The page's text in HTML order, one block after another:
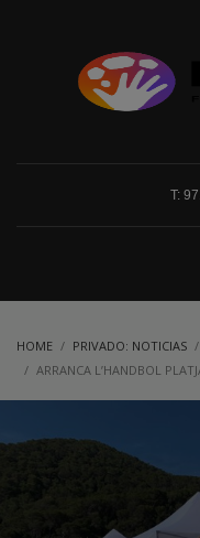
T:
HOME PRIVADO: NOTICIAS
ARRANCA L’HANDBOL